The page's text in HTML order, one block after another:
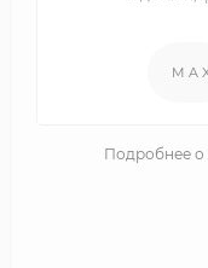
Подробнее о